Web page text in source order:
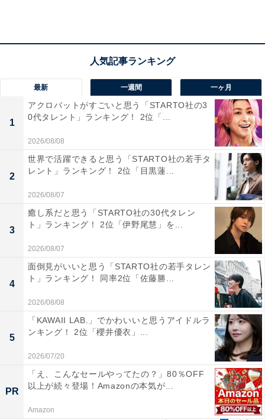
療行為も増えるのではないかと思うから。続編が出たら
に感じられるから（27歳女性）」「ドクターヘリが出て
きて、子供にも人気があるから（37歳女性）」など、“ド
クターヘリ”や災害医療を題材にしたドラマは珍しく、続
けてほしいとの声も寄せられました。
第2位：『Dr.コトー診療所』シリーズ（2003年ほ
か）
最新 一週間 一ヶ月
1
アクロバットがすごいと思う「STARTO社の3
0代タレント」ランキング！ 2位「...
2026/08/08
2
世界で活躍できると思う「STARTO社の若手タ
レント」ランキング！ 2位「目黒蓮...
2026/08/07
3
癒し系だと思う「STARTO社の30代タレン
ト」ランキング！ 2位「伊野尾慧」を...
2026/08/07
4
面倒見がいいと思う「STARTO社の若手タレン
ト」ランキング！ 同率2位「佐藤勝...
2026/08/08
5
「KAWAII LAB.」でかわいいと思うアイドルラ
ンキング！ 2位「櫻井優衣」...
2026/07/20
PR
「え、こんなセールやってたの？」80％OFF
以上が続々登場！Amazonの本気が...
Amazon